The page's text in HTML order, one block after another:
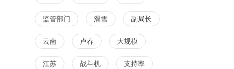
监管部门 滑雪 副局长
云南 卢春 大规模
江苏 战斗机 支持率